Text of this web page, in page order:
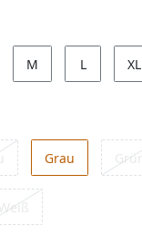
M L XL
Grau Grün
Weiß